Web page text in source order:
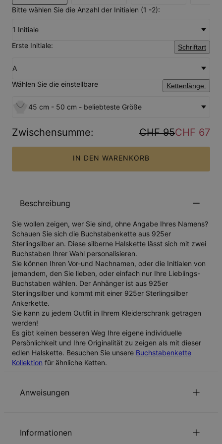
Bitte wählen Sie die Anzahl der Initialen (1 -2):
1 Initiale
Erste Initiale:
Schriftart
A
Wählen Sie die einstellbare
Kettenlänge:
45 cm - 50 cm - beliebteste Größe
Zwischensumme: CHF 95CHF 67
IN DEN WARENKORB
Beschreibung
Sie wollen zeigen, wer Sie sind, ohne Angabe Ihres Namens?
Schauen Sie sich die Buchstabenkette aus 925er
Sterlingsilber an. Diese silberne Halskette lässt sich mit zwei
Buchstaben Ihrer Wahl personalisieren.
Sie können Ihren Vor-und Nachnamen, oder die Initialen von
jemandem, den Sie lieben, oder einfach nur Ihre Lieblings-
Buchstaben wählen. Der Anhänger ist aus 925er
Sterlingsilber und kommt mit einer 925er Sterlingsilber
Ankerkette.
Sie kann zu jedem Outfit in Ihrem Kleiderschrank getragen
werden!
Es gibt keinen besseren Weg Ihre eigene individuelle
Persönlichkeit und Ihre Originalität zu zeigen als mit dieser
edlen Halskette. Besuchen Sie unsere Buchstabenkette
Kollektion für ähnliche Ketten.
Anweisungen
Informationen